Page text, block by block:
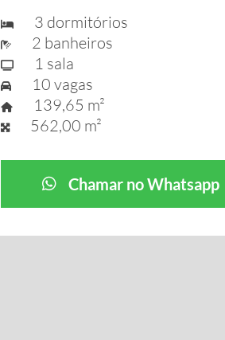
3 dormitórios
2 banheiros
1 sala
10 vagas
139,65 m²
562,00 m²
Chamar no Whatsapp